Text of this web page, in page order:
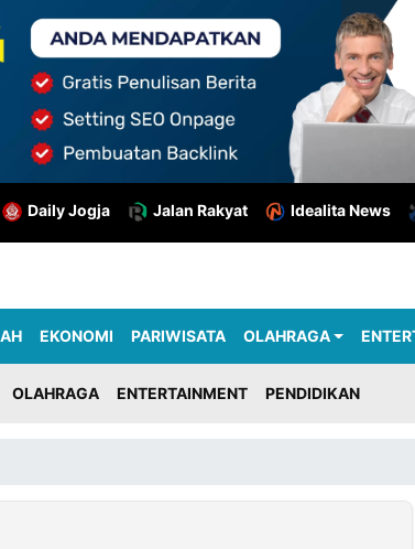
Daily Jogja Jalan Rakyat Idealita News
EKONOMI PARIWISATA OLAHRAGA
OLAHRAGA ENTERTAINMENT PENDIDIKAN